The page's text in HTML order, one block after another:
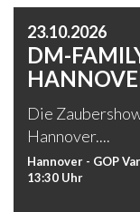
23.10.2026
DM-
Die
Hannover....
Hannover - GOP
13:30 Uhr